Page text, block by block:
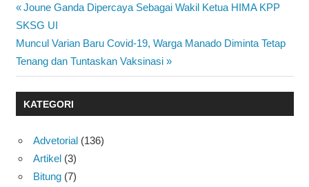
Navigasi
pos
Previous
Post:
Joune Ganda Dipercaya Sebagai Wakil Ketua HIMA KPP
SKSG UI
Next
Post:
Muncul Varian Baru Covid-19, Warga Manado Diminta Tetap
Tenang dan Tuntaskan Vaksinasi
KATEGORI
Advetorial (136)
Artikel (3)
Bitung (7)